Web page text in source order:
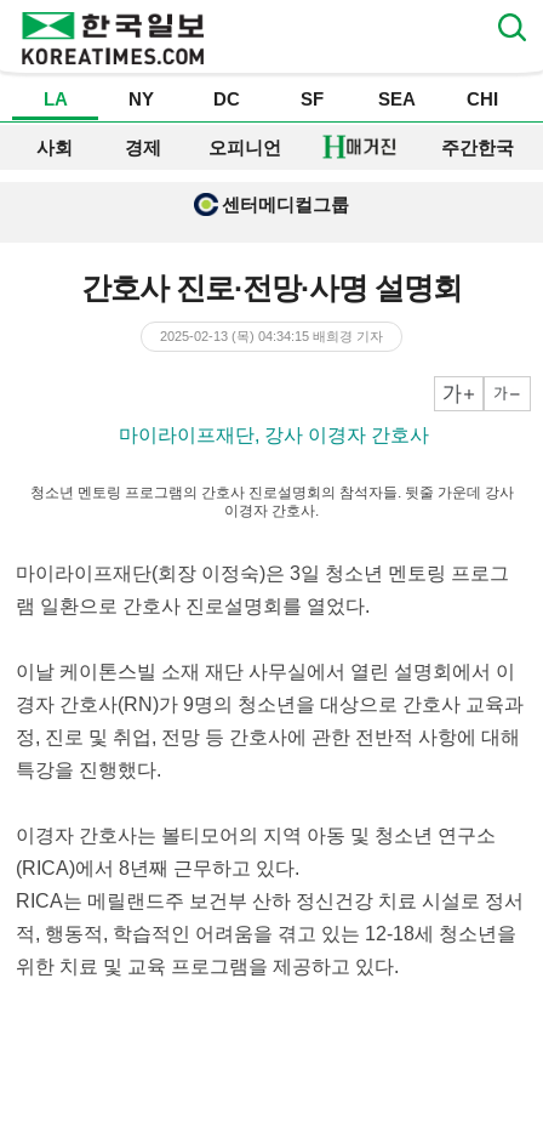
LA NY DC SF SEA CHI
사회 경제 오피니언 주간한국
센터메디컬그룹
간호사 진로·전망·사명 설명회
2025-02-13 (목) 04:34:15 배희경 기자
▶ 마이라이프재단, 강사 이경자 간호사
청소년 멘토링 프로그램의 간호사 진로설명회의 참석자들. 뒷줄 가운데 강사
이경자 간호사.
마이라이프재단(회장 이정숙)은 3일 청소년 멘토링 프로그
램 일환으로 간호사 진로설명회를 열었다.
이날 케이톤스빌 소재 재단 사무실에서 열린 설명회에서 이
경자 간호사(RN)가 9명의 청소년을 대상으로 간호사 교육과
정, 진로 및 취업, 전망 등 간호사에 관한 전반적 사항에 대해
특강을 진행했다.
이경자 간호사는 볼티모어의 지역 아동 및 청소년 연구소
(RICA)에서 8년째 근무하고 있다.
RICA는 메릴랜드주 보건부 산하 정신건강 치료 시설로 정서
적, 행동적, 학습적인 어려움을 겪고 있는 12-18세 청소년을
위한 치료 및 교육 프로그램을 제공하고 있다.